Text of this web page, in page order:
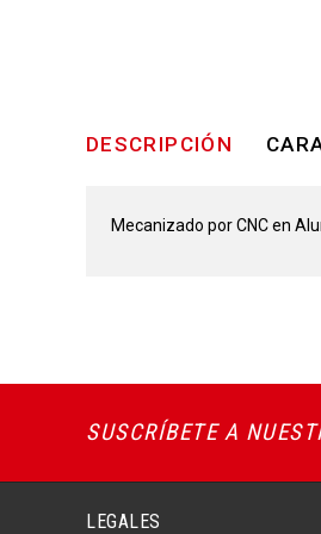
DESCRIPCIÓN
Mecanizado por CNC en
SUSCRÍBETE A
LEGALES